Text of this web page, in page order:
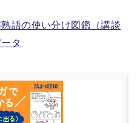
語の使い分け図鑑（講談
タ